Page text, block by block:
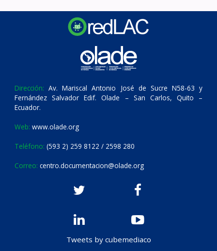
Dirección: Av. Mariscal Antonio José de Sucre N58-63 y
Fernández Salvador Edif. Olade – San Carlos, Quito –
Ecuador.
Web: www.olade.org
Teléfono: (593 2) 259 8122 / 2598 280
Correo: centro.documentacion@olade.org
Tweets by cubemediaco